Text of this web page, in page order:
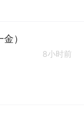
）
8小时前